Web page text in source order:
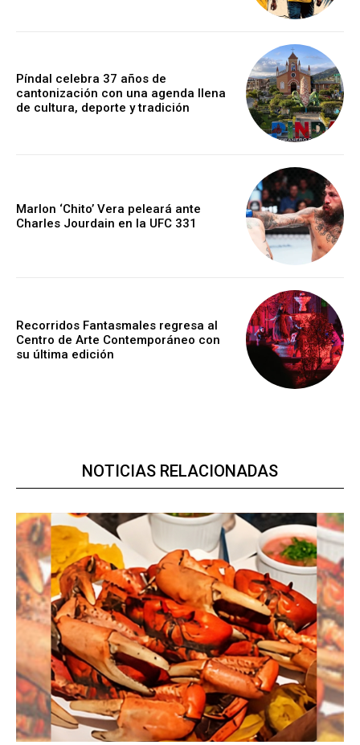
Píndal celebra 37 años de
cantonización con una agenda llena
de cultura, deporte y tradición
Marlon ‘Chito’ Vera peleará ante
Charles Jourdain en la UFC 331
Recorridos Fantasmales regresa al
Centro de Arte Contemporáneo con
su última edición
NOTICIAS RELACIONADAS